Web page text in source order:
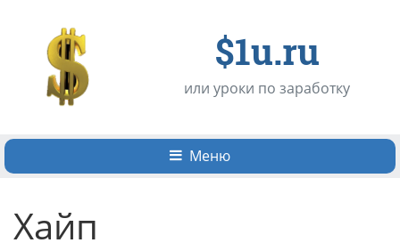
$1u.ru
или уроки по заработку
Меню
Хайп